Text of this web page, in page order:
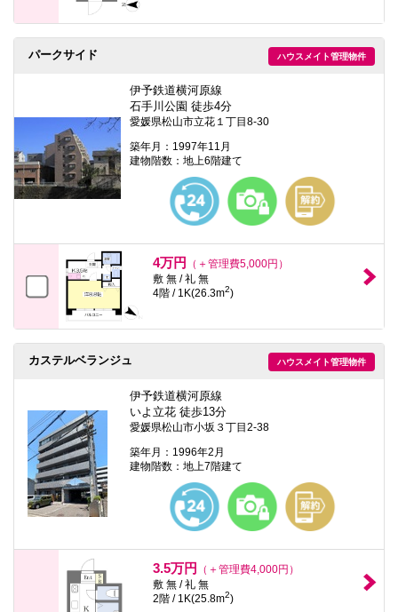
ハウスメイト管理物件
パークサイド
伊予鉄道横河原線
石手川公園 徒歩4分
愛媛県松山市立花１丁目8-30
築年月：1997年11月
建物階数：地上6階建て
4万円
（＋管理費5,000円）
敷 無 / 礼 無
4階 / 1K(26.3m2)
ハウスメイト管理物件
カステルベランジュ
伊予鉄道横河原線
いよ立花 徒歩13分
愛媛県松山市小坂３丁目2-38
築年月：1996年2月
建物階数：地上7階建て
3.5万円
（＋管理費4,000円）
敷 無 / 礼 無
2階 / 1K(25.8m2)